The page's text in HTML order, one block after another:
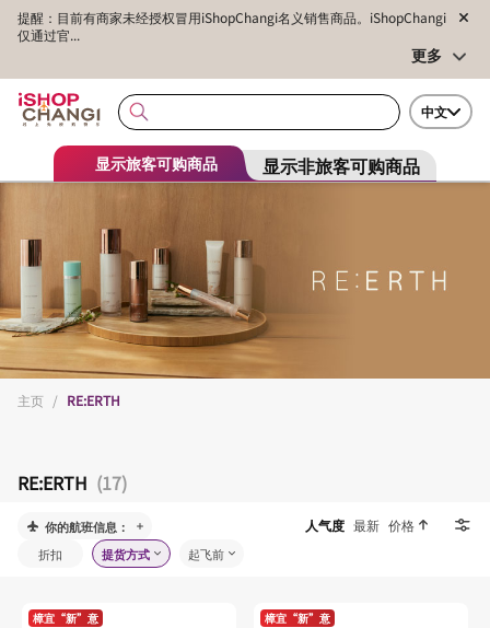
提醒：目前有商家未经授权冒用iShopChangi名义销售商品。iShopChangi
仅通过官...
更多
中文
显示旅客可购商品 显示非旅客可购商品
主页 / RE:ERTH
RE:ERTH (17)
你的航班信息： 人气度 最新 价格
折扣 提货方式 起飞前
樟宜“新”意 樟宜“新”意